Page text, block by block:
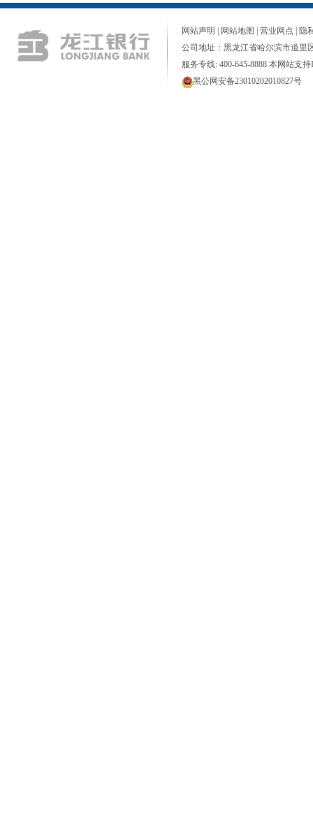
网站声明 网站地图 营业网点
隐
公司地址：黑龙江省哈尔滨市道里
服务专线: 400-645-8888 本网站支持
黑公网安备23010202010827号